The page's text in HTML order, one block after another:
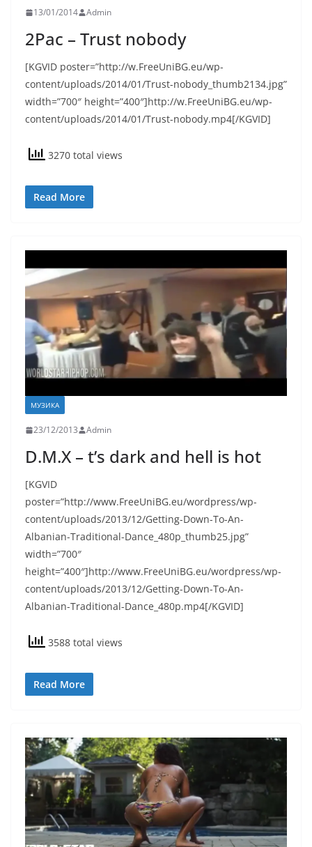
13/01/2014 Admin
2Pac – Trust nobody
[KGVID poster=”http://w.FreeUniBG.eu/wp-
content/uploads/2014/01/Trust-nobody_thumb2134.jpg”
width=”700″ height=”400″]http://w.FreeUniBG.eu/wp-
content/uploads/2014/01/Trust-nobody.mp4[/KGVID]
3270 total views
Read More
МУЗИКА
23/12/2013 Admin
D.M.X – t’s dark and hell is hot
[KGVID
poster=”http://www.FreeUniBG.eu/wordpress/wp-
content/uploads/2013/12/Getting-Down-To-An-
Albanian-Traditional-Dance_480p_thumb25.jpg”
width=”700″
height=”400″]http://www.FreeUniBG.eu/wordpress/wp-
content/uploads/2013/12/Getting-Down-To-An-
Albanian-Traditional-Dance_480p.mp4[/KGVID]
3588 total views
Read More